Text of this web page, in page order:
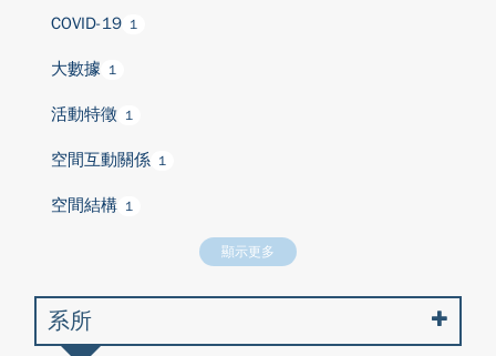
COVID-19 1
大數據 1
活動特徵 1
空間互動關係 1
空間結構 1
顯示更多
系所